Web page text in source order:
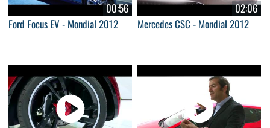
00:56
Ford Focus EV - Mondial 2012
02:06
Mercedes CSC - Mondial 2012